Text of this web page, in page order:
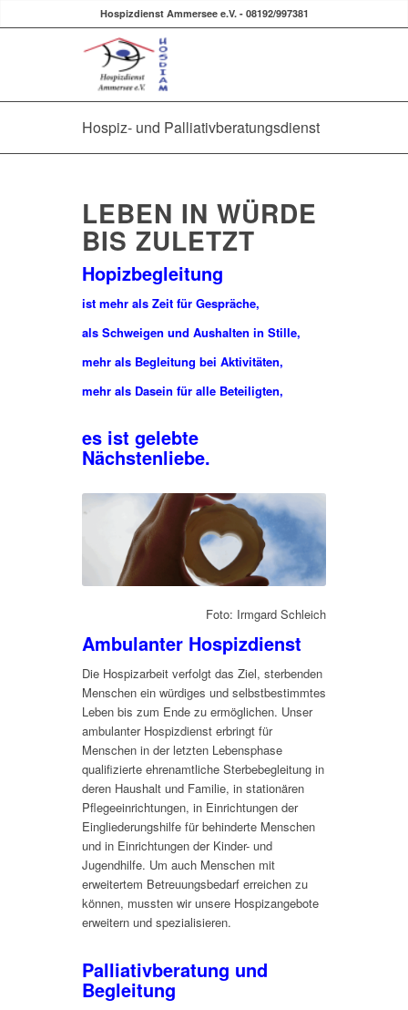
Hospizdienst Ammersee e.V. - 08192/997381
Hospiz- und Palliativberatungsdienst
LEBEN IN WÜRDE
BIS ZULETZT
Hopizbegleitung
ist mehr als Zeit für Gespräche,
als Schweigen und Aushalten in Stille,
mehr als Begleitung bei Aktivitäten,
mehr als Dasein für alle Beteiligten,
es ist gelebte
Nächstenliebe.
Foto: Irmgard Schleich
Ambulanter Hospizdienst
Die Hospizarbeit verfolgt das Ziel, sterbenden
Menschen ein würdiges und selbstbestimmtes
Leben bis zum Ende zu ermöglichen. Unser
ambulanter Hospizdienst erbringt für
Menschen in der letzten Lebensphase
qualifizierte ehrenamtliche Sterbebegleitung in
deren Haushalt und Familie, in stationären
Pflegeeinrichtungen, in Einrichtungen der
Eingliederungshilfe für behinderte Menschen
und in Einrichtungen der Kinder- und
Jugendhilfe. Um auch Menschen mit
erweitertem Betreuungsbedarf erreichen zu
können, mussten wir unsere Hospizangebote
erweitern und spezialisieren.
Palliativberatung und
Begleitung